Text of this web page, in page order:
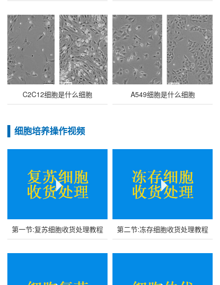
C2C12细胞是什么细胞 A549细胞是什么细胞
细胞培养操作视频
第一节:复苏细胞收货处理教程 第二节:冻存细胞收货处理教程